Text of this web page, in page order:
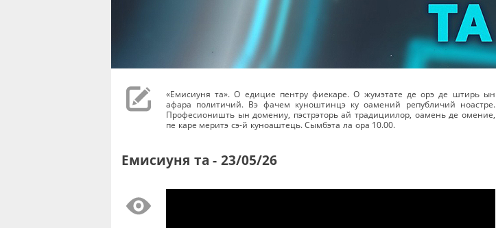
«Емисиуня та». О едицие пентру фиекаре. О жумэтате де орэ де штирь ын
афара политичий. Вэ фачем куноштинцэ ку оамений републичий ноастре.
Професионишть ын домениу, пэстрэторь ай традициилор, оамень де омение,
пе каре меритэ сэ-й куноаштець. Сымбэта ла ора 10.00.
Емисиуня та - 23/05/26